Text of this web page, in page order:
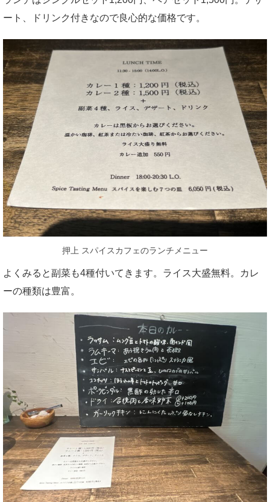
ート、ドリンク付きなので良心的な価格です。
押上 スパイスカフェのランチメニュー
よくみると副菜も4種付いてきます。ライス大盛無料。カレ
ーの種類は豊富。